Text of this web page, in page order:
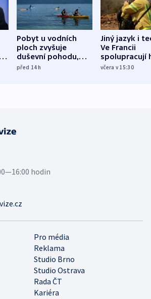
Pobyt u vodních
ploch zvyšuje
duševní pohodu,
ukázala
před 14h
Jiný jazyk i
Ve Francii
spolupracují
různých zemí
včera v 15:30
Pro média
Reklama
Studio Brno
Studio Ostrava
Rada ČT
Kariéra
hodin